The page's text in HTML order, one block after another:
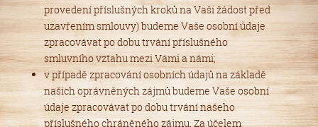
provedení příslušných kroků na Vaši žádost před
uzavřením smlouvy) budeme Vaše osobní údaje
zpracovávat po dobu trvání příslušného
smluvního vztahu mezi Vámi a námi;
v případě zpracování osobních údajů na základě
našich oprávněných zájmů budeme Vaše osobní
údaje zpracovávat po dobu trvání našeho
příslušného chráněného zájmu. Za účelem